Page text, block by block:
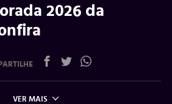
2026 da
VER MAIS